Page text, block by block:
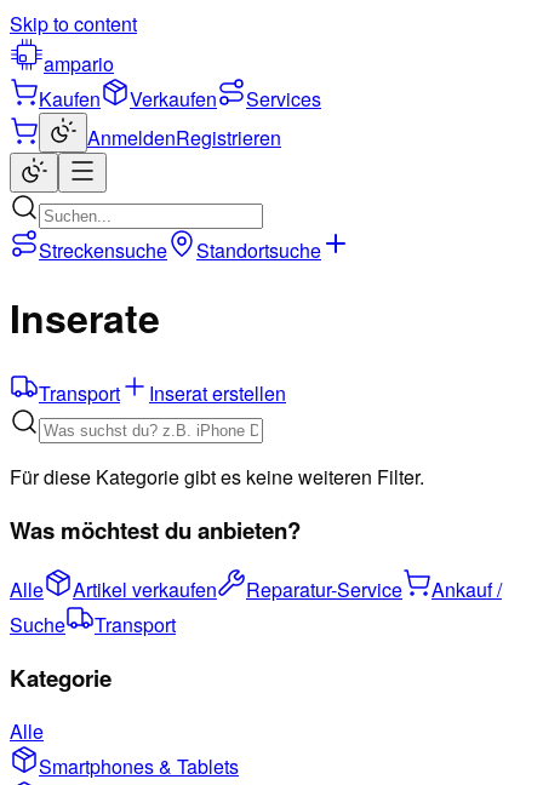
Skip to content
ampario
Kaufen
Verkaufen
Services
AnmeldenRegistrieren
Streckensuche Standortsuche
Inserate
Transport Inserat erstellen
Für diese Kategorie gibt es keine weiteren Filter.
Was möchtest du anbieten?
Alle Artikel verkaufen Reparatur-Service
Ankauf /
Suche
Transport
Kategorie
Alle
Smartphones & Tablets